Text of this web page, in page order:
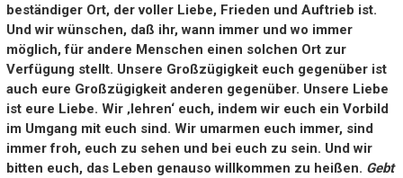
beständiger Ort, der voller Liebe, Frieden und Auftrieb ist.
Und wir wünschen, daß ihr, wann immer und wo immer
möglich, für andere Menschen einen solchen Ort zur
Verfügung stellt. Unsere Großzügigkeit euch gegenüber ist
auch eure Großzügigkeit anderen gegenüber. Unsere Liebe
ist eure Liebe. Wir ‚lehren‘ euch, indem wir euch ein Vorbild
im Umgang mit euch sind. Wir umarmen euch immer, sind
immer froh, euch zu sehen und bei euch zu sein. Und wir
bitten euch, das Leben genauso willkommen zu heißen. Gebt